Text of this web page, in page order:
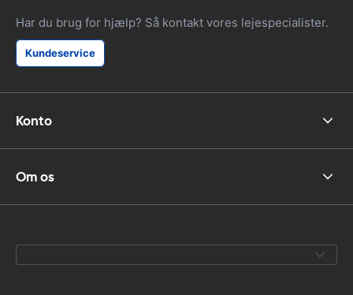
Har du brug for hjælp? Så kontakt vores lejespecialister.
Kundeservice
Konto
Om os